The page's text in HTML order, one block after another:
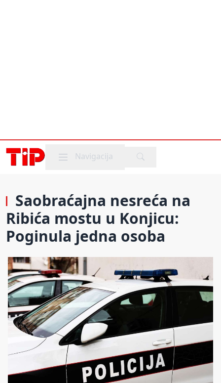
Mobile menu
Navigacija
Saobraćajna nesreća na
Ribića mostu u Konjicu:
Poginula jedna osoba